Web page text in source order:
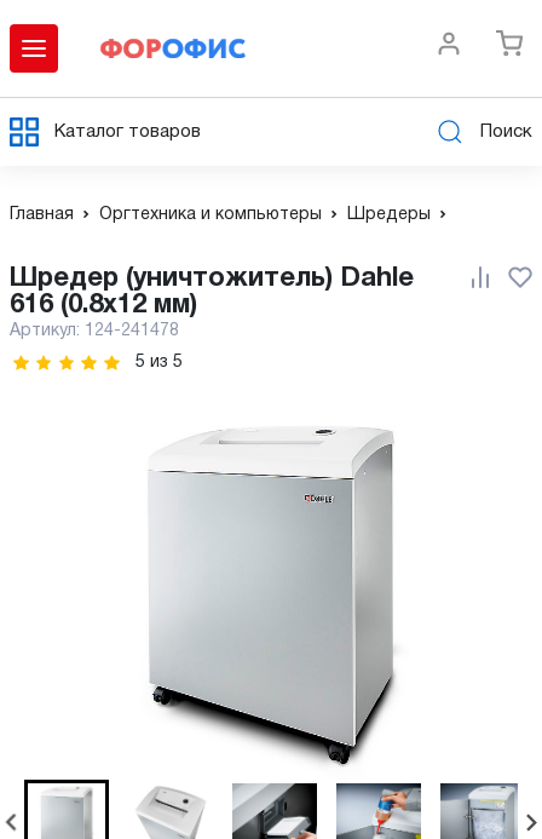
Каталог товаров Поиск
Главная Оргтехника и компьютеры Шредеры
Шредер (уничтожитель) Dahle
616 (0.8х12 мм)
Артикул: 124-241478
5 из 5